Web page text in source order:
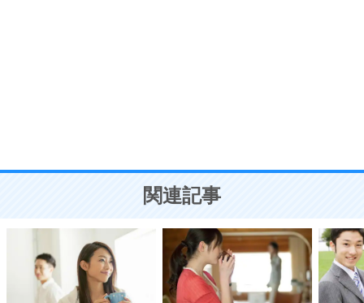
ことが大切。
関連記事